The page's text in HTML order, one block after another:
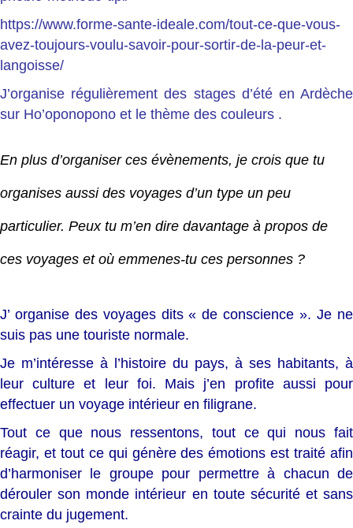
https://www.forme-sante-ideale.com/tout-ce-que-vous-
avez-toujours-voulu-savoir-pour-sortir-de-la-peur-et-
langoisse/
J’organise régulièrement des stages d’été en Ardèche
sur Ho’oponopono et le thème des couleurs .
En plus d’organiser ces évènements, je crois que tu
organises aussi des voyages d’un type un peu
particulier. Peux tu m’en dire davantage à propos de
ces voyages et où emmenes-tu ces personnes ?
J’ organise des voyages dits « de conscience ». Je ne
suis pas une touriste normale.
Je m’intéresse à l’histoire du pays, à ses habitants, à
leur culture et leur foi. Mais j’en profite aussi pour
effectuer un voyage intérieur en filigrane.
Tout ce que nous ressentons, tout ce qui nous fait
réagir, et tout ce qui génère des émotions est traité afin
d’harmoniser le groupe pour permettre à chacun de
dérouler son monde intérieur en toute sécurité et sans
crainte du jugement.